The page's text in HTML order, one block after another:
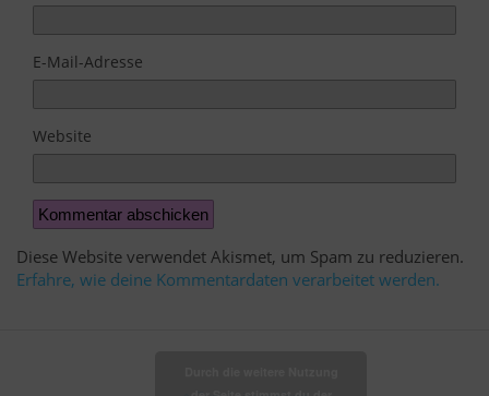
E-Mail-Adresse
Website
Diese Website verwendet Akismet, um Spam zu reduzieren.
Erfahre, wie deine Kommentardaten verarbeitet werden.